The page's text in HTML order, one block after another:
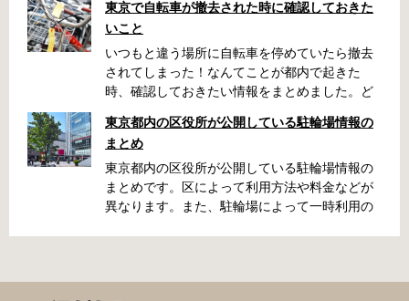
東京で自転車が撤去された時に確認しておきた
いこと
いつもと違う場所に自転車を停めていたら撤去
されてしまった！なんてことが都内で起きた
時、確認しておきたい情報をまとめました。ど
くらい？なんて疑問が浮かぶかと思います。事
前に確認していざという時対処しましょう。 千
代田区 / 新宿区 / 品川区 / 港区 / 中央区 / 大田区
/ 北区 / 墨田区 / 渋谷区 / 葛飾区 千代田区で撤去
された場合 猿楽町保管場所 住所 千代田区神田
の地図が置いてあります） 東京メトロ半蔵門
東京都内の区役所が公開している駐輪場情報の
まとめ
東京都内の区役所が公開している駐輪場情報の
まとめです。区によって利用方法や料金などが
異なります。また、駐輪場によって一時利用の
の自転車駐輪場 利用方法 利用登録申請書の提出